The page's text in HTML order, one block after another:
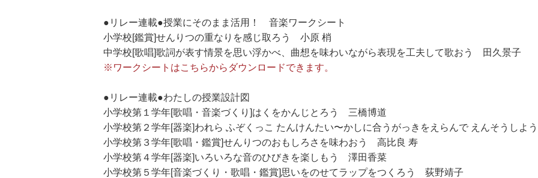
●リレー連載●授業にそのまま活用！ 音楽ワークシート
小学校[鑑賞]せんりつの重なりを感じ取ろう 小原 梢
中学校[歌唱]歌詞が表す情景を思い浮かべ、曲想を味わいながら表現を工夫して歌おう 田久景子
※ワークシートはこちらからダウンロードできます。
●リレー連載●わたしの授業設計図
小学校第１学年[歌唱・音楽づくり]はくをかんじとろう 三橋博道
小学校第２学年[器楽]われら ふぞくっこ たんけんたい〜かしに合うがっきをえらんで えんそうしよ
小学校第３学年[歌唱・鑑賞]せんりつのおもしろさを味わおう 高比良 寿
小学校第４学年[器楽]いろいろな音のひびきを楽しもう 澤田香菜
小学校第５学年[音楽づくり・歌唱・鑑賞]思いをのせてラップをつくろう 荻野靖子